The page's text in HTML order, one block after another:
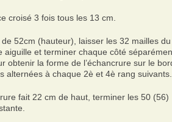
croisé 3 fois tous les 13 cm.
52cm (hauteur), laisser les 32 mailles du
aiguille et terminer chaque côté
obtenir la forme de l’échancrure sur le
alternées à chaque 2è et 4è rang suivants.
fait 22 cm de haut, terminer les 50 (56)